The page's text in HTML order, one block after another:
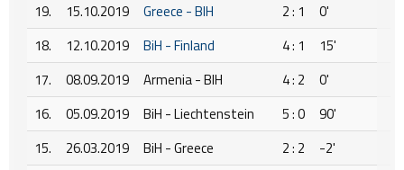
19.
15.10.2019 Greece - BIH 2 : 1
0'
18.
12.10.2019 BiH - Finland 4 : 1
15'
17.
08.09.2019 Armenia - BIH 4 : 2
0'
16.
05.09.2019 BiH - Liechtenstein 5 : 0
90'
15.
26.03.2019 BiH - Greece 2 : 2
-2'